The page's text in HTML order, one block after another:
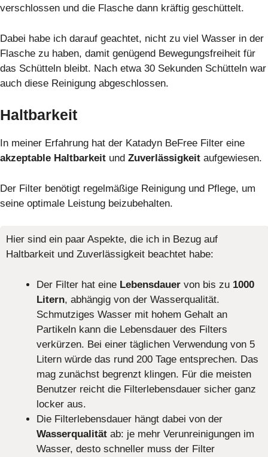
verschlossen und die Flasche dann kräftig geschüttelt.
Dabei habe ich darauf geachtet, nicht zu viel Wasser in der
Flasche zu haben, damit genügend Bewegungsfreiheit für
das Schütteln bleibt. Nach etwa 30 Sekunden Schütteln war
auch diese Reinigung abgeschlossen.
Haltbarkeit
In meiner Erfahrung hat der Katadyn BeFree Filter eine
akzeptable Haltbarkeit und Zuverlässigkeit aufgewiesen.
Der Filter benötigt regelmäßige Reinigung und Pflege, um
seine optimale Leistung beizubehalten.
Hier sind ein paar Aspekte, die ich in Bezug auf
Haltbarkeit und Zuverlässigkeit beachtet habe:
Der Filter hat eine Lebensdauer von bis zu 1000
Litern, abhängig von der Wasserqualität.
Schmutziges Wasser mit hohem Gehalt an
Partikeln kann die Lebensdauer des Filters
verkürzen. Bei einer täglichen Verwendung von 5
Litern würde das rund 200 Tage entsprechen. Das
mag zunächst begrenzt klingen. Für die meisten
Benutzer reicht die Filterlebensdauer sicher ganz
locker aus.
Die Filterlebensdauer hängt dabei von der
Wasserqualität ab: je mehr Verunreinigungen im
Wasser, desto schneller muss der Filter